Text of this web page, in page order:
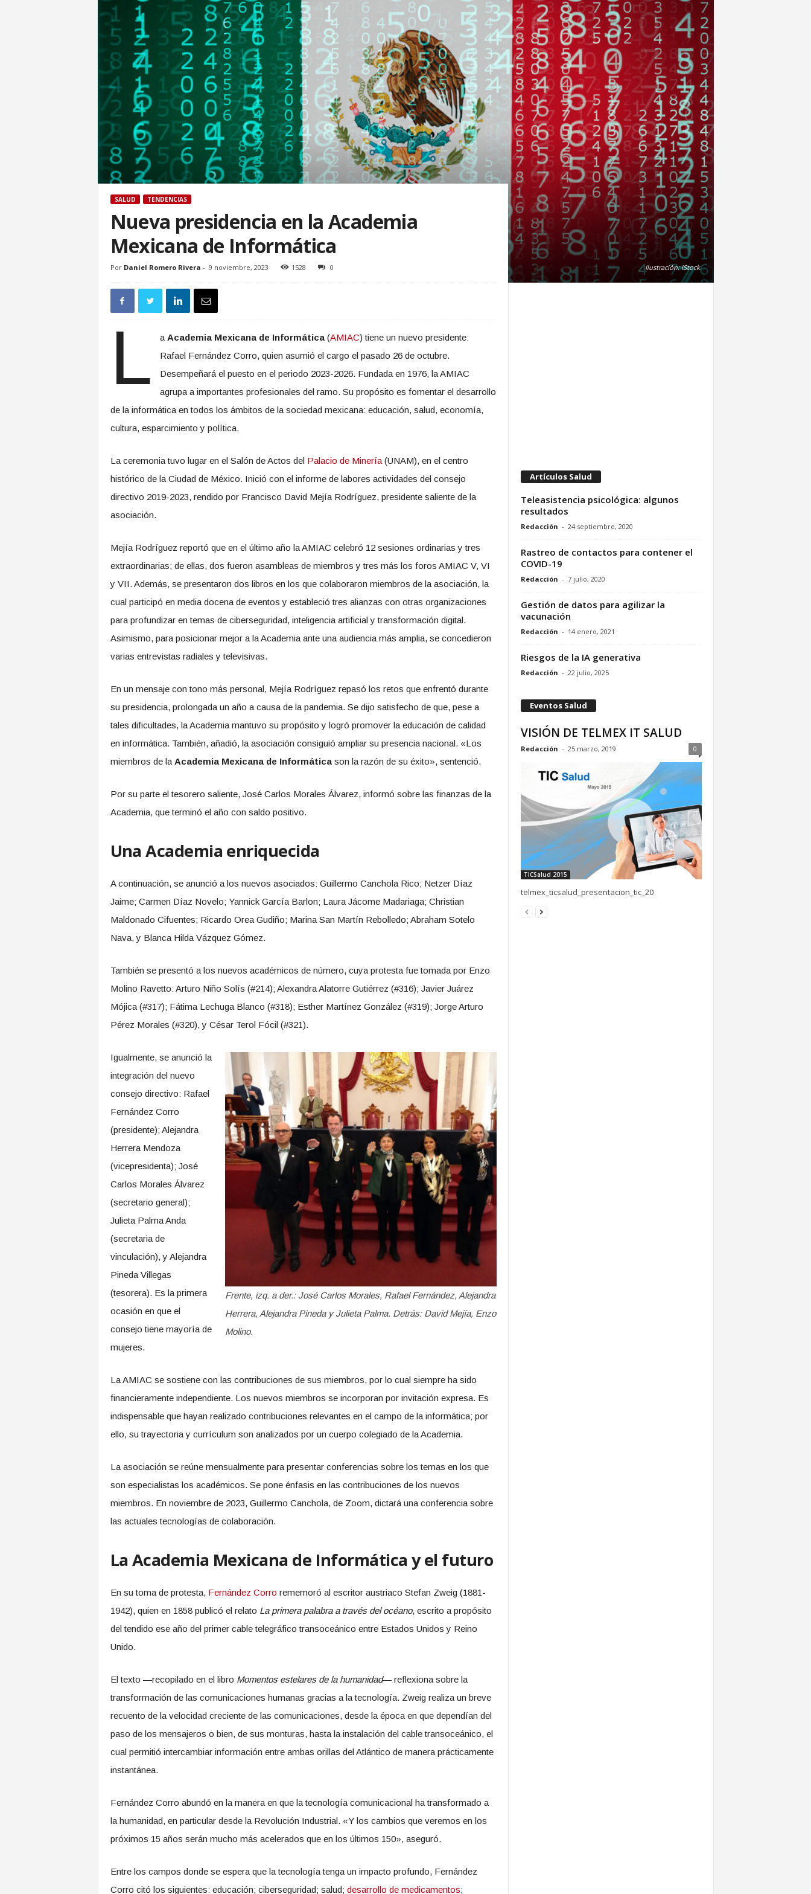
Ilustración: iStock.
SALUD TENDENCIAS
Nueva presidencia en la Academia
Mexicana de Informática
Por Daniel Romero Rivera - 9 noviembre, 2023 1528 0
L a Academia Mexicana de Informática (AMIAC) tiene un nuevo presidente:
Rafael Fernández Corro, quien asumió el cargo el pasado 26 de octubre.
Desempeñará el puesto en el periodo 2023-2026. Fundada en 1976, la AMIAC
agrupa a importantes profesionales del ramo. Su propósito es fomentar el desarrollo
de la informática en todos los ámbitos de la sociedad mexicana: educación, salud, economía,
cultura, esparcimiento y política.
La ceremonia tuvo lugar en el Salón de Actos del Palacio de Minería(UNAM), en el centro
histórico de la Ciudad de México. Inició con el informe de labores actividades del consejo
directivo 2019-2023, rendido por Francisco David Mejía Rodríguez, presidente saliente de la
asociación.
Mejía Rodríguez reportó que en el último año la AMIAC celebró 12 sesiones ordinarias y tres
extraordinarias; de ellas, dos fueron asambleas de miembros y tres más los foros AMIAC V, VI
y VII. Además, se presentaron dos libros en los que colaboraron miembros de la asociación, la
cual participó en media docena de eventos y estableció tres alianzas con otras organizaciones
para profundizar en temas de ciberseguridad, inteligencia artificial y transformación digital.
Asimismo, para posicionar mejor a la Academia ante una audiencia más amplia, se concedieron
varias entrevistas radiales y televisivas.
En un mensaje con tono más personal, Mejía Rodríguez repasó los retos que enfrentó durante
su presidencia, prolongada un año a causa de la pandemia. Se dijo satisfecho de que, pese a
tales dificultades, la Academia mantuvo su propósito y logró promover la educación de calidad
en informática. También, añadió, la asociación consiguió ampliar su presencia nacional. «Los
miembros de la Academia Mexicana de Informáticason la razón de su éxito», sentenció.
Por su parte el tesorero saliente, José Carlos Morales Álvarez, informó sobre las finanzas de la
Academia, que terminó el año con saldo positivo.
Una Academia enriquecida
A continuación, se anunció a los nuevos asociados: Guillermo Canchola Rico; Netzer Díaz
Jaime; Carmen Díaz Novelo; Yannick García Barlon; Laura Jácome Madariaga; Christian
Maldonado Cifuentes; Ricardo Orea Gudiño; Marina San Martín Rebolledo; Abraham Sotelo
Nava, y Blanca Hilda Vázquez Gómez.
También se presentó a los nuevos académicos de número, cuya protesta fue tomada por Enzo
Molino Ravetto: Arturo Niño Solís (#214); Alexandra Alatorre Gutiérrez (#316); Javier Juárez
Mójica (#317); Fátima Lechuga Blanco (#318); Esther Martínez González (#319); Jorge Arturo
Pérez Morales (#320), y César Terol Fócil (#321).
Frente, izq. a der.: José Carlos Morales, Rafael Fernández, Alejandra
Herrera, Alejandra Pineda y Julieta Palma. Detrás: David Mejía, Enzo
Molino.
Igualmente, se anunció la
integración del nuevo
consejo directivo: Rafael
Fernández Corro
(presidente); Alejandra
Herrera Mendoza
(vicepresidenta); José
Carlos Morales Álvarez
(secretario general);
Julieta Palma Anda
(secretaria de
vinculación), y Alejandra
Pineda Villegas
(tesorera). Es la primera
ocasión en que el
consejo tiene mayoría de
mujeres.
La AMIAC se sostiene con las contribuciones de sus miembros, por lo cual siempre ha sido
financieramente independiente. Los nuevos miembros se incorporan por invitación expresa. Es
indispensable que hayan realizado contribuciones relevantes en el campo de la informática; por
ello, su trayectoria y currículum son analizados por un cuerpo colegiado de la Academia.
La asociación se reúne mensualmente para presentar conferencias sobre los temas en los que
son especialistas los académicos. Se pone énfasis en las contribuciones de los nuevos
miembros. En noviembre de 2023, Guillermo Canchola, de Zoom, dictará una conferencia sobre
las actuales tecnologías de colaboración.
La Academia Mexicana de Informática y el futuro
En su toma de protesta, Fernández Corro rememoró al escritor austriaco Stefan Zweig (1881-
1942), quien en 1858 publicó el relato La primera palabra a través del océano, escrito a propósito
del tendido ese año del primer cable telegráfico transoceánico entre Estados Unidos y Reino
Unido.
El texto —recopilado en el libro Momentos estelares de la humanidad— reflexiona sobre la
transformación de las comunicaciones humanas gracias a la tecnología. Zweig realiza un breve
recuento de la velocidad creciente de las comunicaciones, desde la época en que dependían del
paso de los mensajeros o bien, de sus monturas, hasta la instalación del cable transoceánico, el
cual permitió intercambiar información entre ambas orillas del Atlántico de manera prácticamente
instantánea.
Fernández Corro abundó en la manera en que la tecnología comunicacional ha transformado a
la humanidad, en particular desde la Revolución Industrial. «Y los cambios que veremos en los
próximos 15 años serán mucho más acelerados que en los últimos 150», aseguró.
Entre los campos donde se espera que la tecnología tenga un impacto profundo, Fernández
Corro citó los siguientes: educación; ciberseguridad; salud; desarrollo de medicamentos;
Artículos Salud
Teleasistencia psicológica: algunos
resultados
Redacción - 24 septiembre, 2020
Rastreo de contactos para contener el
COVID-19
Redacción - 7 julio, 2020
Gestión de datos para agilizar la
vacunación
Redacción - 14 enero, 2021
Riesgos de la IA generativa
Redacción - 22 julio, 2025
Eventos Salud
VISIÓN DE TELMEX IT SALUD
Redacción - 25 marzo, 2019 0
TICSalud 2015
telmex_ticsalud_presentacion_tic_20